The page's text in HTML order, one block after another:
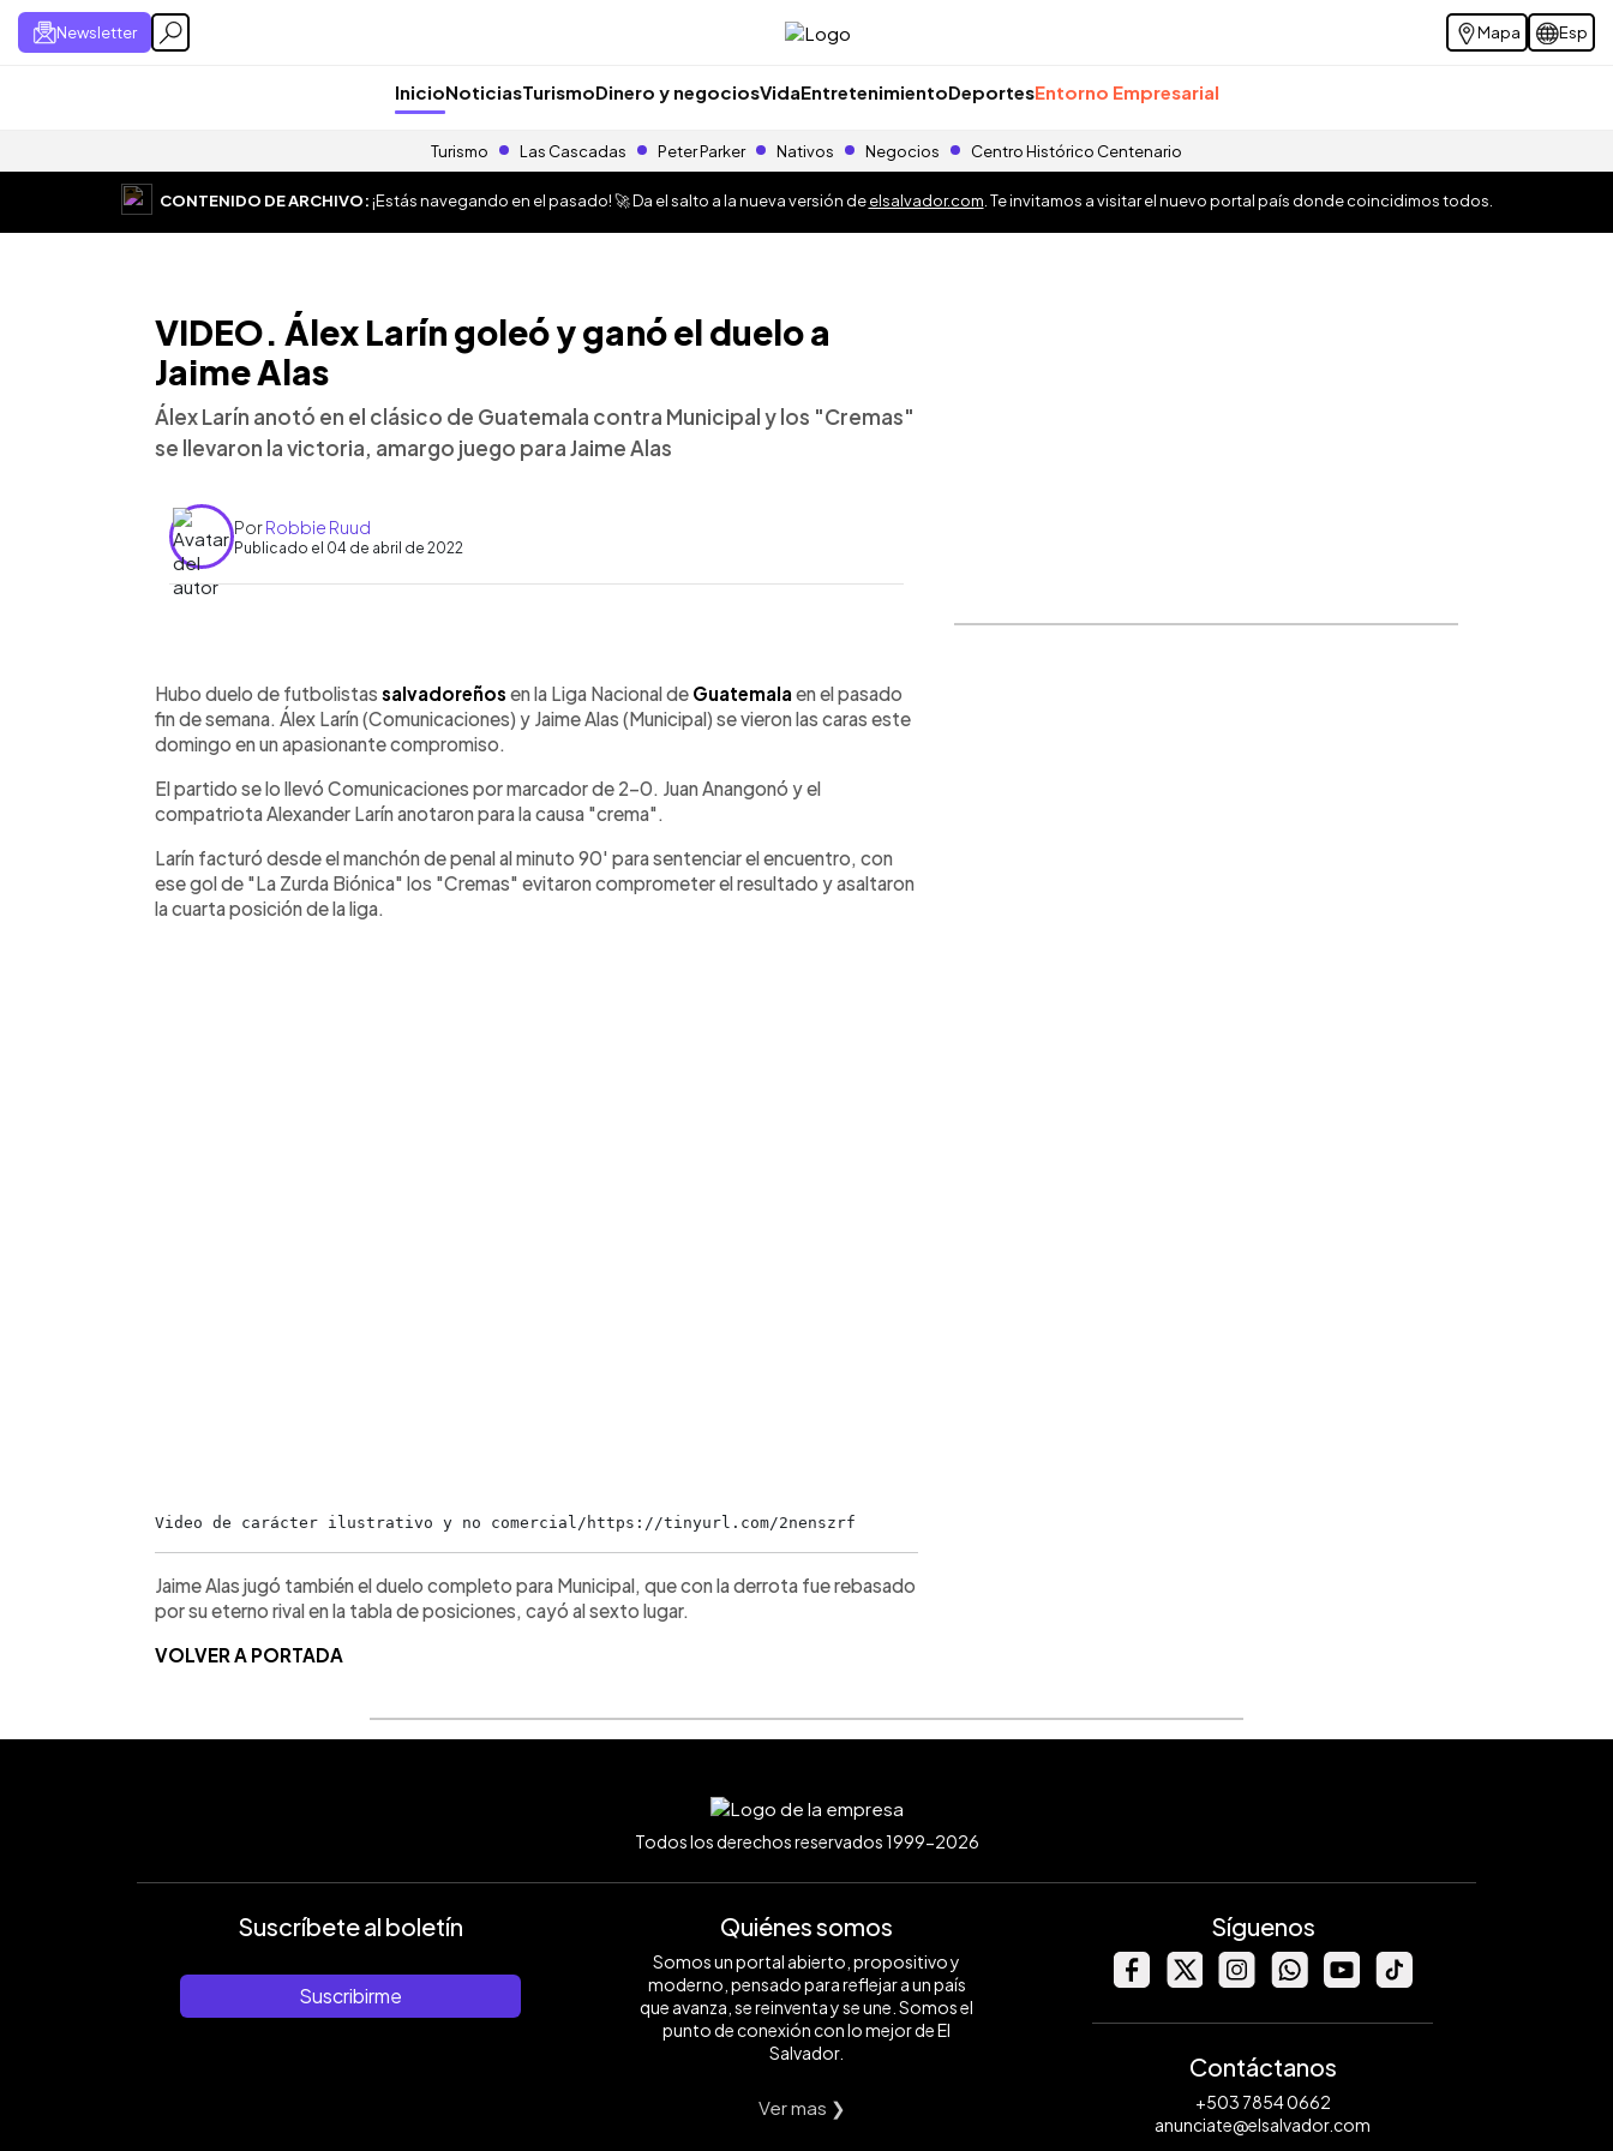
Newsletter Mapa Esp
InicioNoticiasTurismoDinero y negociosVidaEntretenimientoDeportesEntorno Empresarial
Turismo Las Cascadas Peter Parker Nativos Negocios Centro Histórico Centenario
CONTENIDO DE ARCHIVO:¡Estás navegando en el pasado! 🚀 Da el salto a la nueva versión deelsalvador.com . Te invitamos a visitar el nuevo portal país donde coincidimos todos.
VIDEO. Álex Larín goleó y ganó el duelo a
Jaime Alas
Álex Larín anotó en el clásico de Guatemala contra Municipal y los "Cremas"
se llevaron la victoria, amargo juego para Jaime Alas
PorRobbie Ruud
Publicado el 04 de abril de 2022
► Escuchar artículo
Hubo duelo de futbolistas salvadoreños en la Liga Nacional de Guatemala en el pasado
fin de semana. Álex Larín (Comunicaciones) y Jaime Alas (Municipal) se vieron las caras este
domingo en un apasionante compromiso.
El partido se lo llevó Comunicaciones por marcador de 2-0. Juan Anangonó y el
compatriota Alexander Larín anotaron para la causa "crema".
Larín facturó desde el manchón de penal al minuto 90' para sentenciar el encuentro, con
ese gol de "La Zurda Biónica" los "Cremas" evitaron comprometer el resultado y asaltaron
la cuarta posición de la liga.
Video de carácter ilustrativo y no comercial/https://tinyurl.com/2nenszrf
Jaime Alas jugó también el duelo completo para Municipal, que con la derrota fue rebasado
por su eterno rival en la tabla de posiciones, cayó al sexto lugar.
VOLVER A PORTADA
Todos los derechos reservados 1999-2026
Suscríbete al boletín
Suscribirme
Quiénes somos
Somos un portal abierto, propositivo y
moderno, pensado para reflejar a un país
que avanza, se reinventa y se une. Somos el
punto de conexión con lo mejor de El
Salvador.
Ver mas ❯
Síguenos
Contáctanos
+503 7854 0662
anunciate@elsalvador.com